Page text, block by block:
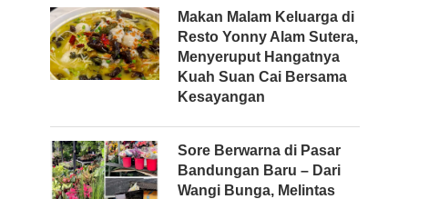
Makan Malam Keluarga di
Resto Yonny Alam Sutera,
Menyeruput Hangatnya
Kuah Suan Cai Bersama
Kesayangan
Sore Berwarna di Pasar
Bandungan Baru – Dari
Wangi Bunga, Melintas